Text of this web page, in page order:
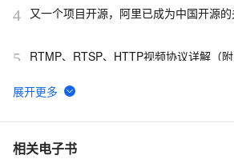
4 又一个项目开源，阿里已成为中国开源的
5
RTMP、RTSP、HTTP视频协议详解（
6 谷歌CEO皮查伊：对重返中国持开放态度
7 C语言项目参考解答：全正整数后再计算
相关电子书